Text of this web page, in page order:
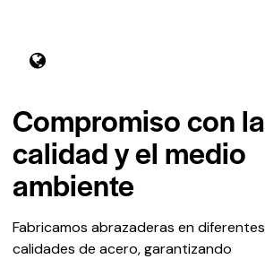
Compromiso con la
calidad y el medio
ambiente
Fabricamos abrazaderas en diferentes
calidades de acero, garantizando